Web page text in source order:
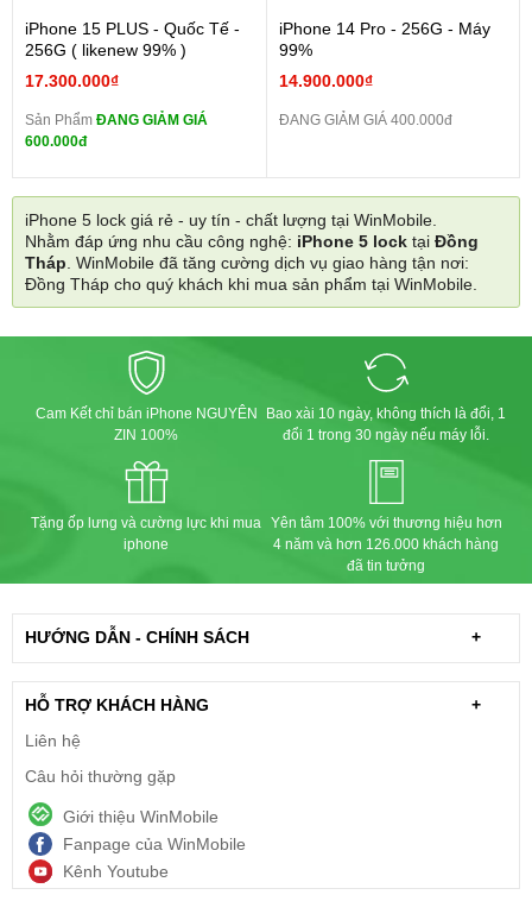
iPhone 15 PLUS - Quốc Tế -
256G ( likenew 99% )
17.300.000₫
Sản Phẩm ĐANG GIẢM GIÁ
600.000đ
iPhone 14 Pro - 256G - Máy
99%
14.900.000₫
ĐANG GIẢM GIÁ 400.000đ
iPhone 5 lock giá rẻ - uy tín - chất lượng tại WinMobile.
Nhằm đáp ứng nhu cầu công nghệ: iPhone 5 lock tại Đồng
Tháp. WinMobile đã tăng cường dịch vụ giao hàng tận nơi:
Đồng Tháp cho quý khách khi mua sản phẩm tại WinMobile.
Cam Kết chỉ bán iPhone NGUYÊN
ZIN 100%
Bao xài 10 ngày, không thích là đổi, 1
đổi 1 trong 30 ngày nếu máy lỗi.
Tặng ốp lưng và cường lực khi mua
iphone
Yên tâm 100% với thương hiệu hơn
4 năm và hơn 126.000 khách hàng
đã tin tưởng
HƯỚNG DẪN - CHÍNH SÁCH +
HỖ TRỢ KHÁCH HÀNG
+
Liên hệ
Câu hỏi thường gặp
Giới thiệu WinMobile
Fanpage của WinMobile
Kênh Youtube